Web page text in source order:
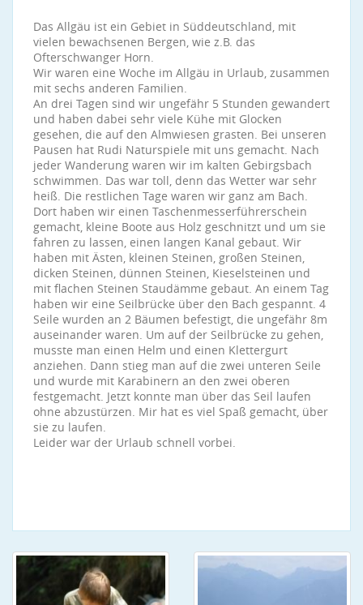
Das Allgäu ist ein Gebiet in Süddeutschland, mit
vielen bewachsenen Bergen, wie z.B. das
Ofterschwanger Horn.
Wir waren eine Woche im Allgäu in Urlaub, zusammen
mit sechs anderen Familien.
An drei Tagen sind wir ungefähr 5 Stunden gewandert
und haben dabei sehr viele Kühe mit Glocken
gesehen, die auf den Almwiesen grasten. Bei unseren
Pausen hat Rudi Naturspiele mit uns gemacht. Nach
jeder Wanderung waren wir im kalten Gebirgsbach
schwimmen. Das war toll, denn das Wetter war sehr
heiß. Die restlichen Tage waren wir ganz am Bach.
Dort haben wir einen Taschenmesserführerschein
gemacht, kleine Boote aus Holz geschnitzt und um sie
fahren zu lassen, einen langen Kanal gebaut. Wir
haben mit Ästen, kleinen Steinen, großen Steinen,
dicken Steinen, dünnen Steinen, Kieselsteinen und
mit flachen Steinen Staudämme gebaut. An einem Tag
haben wir eine Seilbrücke über den Bach gespannt. 4
Seile wurden an 2 Bäumen befestigt, die ungefähr 8m
auseinander waren. Um auf der Seilbrücke zu gehen,
musste man einen Helm und einen Klettergurt
anziehen. Dann stieg man auf die zwei unteren Seile
und wurde mit Karabinern an den zwei oberen
festgemacht. Jetzt konnte man über das Seil laufen
ohne abzustürzen. Mir hat es viel Spaß gemacht, über
sie zu laufen.
Leider war der Urlaub schnell vorbei.